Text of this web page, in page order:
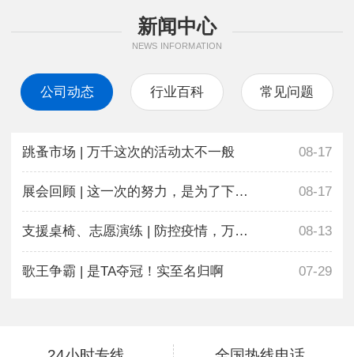
新闻中心
NEWS INFORMATION
公司动态 行业百科 常见问题
跳蚤市场 | 万千这次的活动太不一般 08-17
展会回顾 | 这一次的努力，是为了下一次更好地相遇 08-17
支援桌椅、志愿演练 | 防控疫情，万千在行动 08-13
歌王争霸 | 是TA夺冠！实至名归啊 07-29